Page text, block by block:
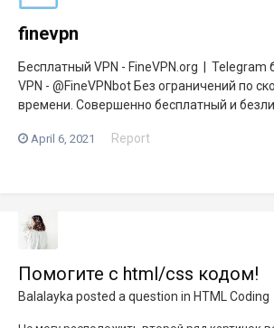
finevpn
Бесплатный VPN - FineVPN.org | Telegram
VPN - @FineVPNbot Без ограничений по
времени. Совершенно бесплатный и
April 6, 2021 Report
Помогите с html/css кодом!
Balalayka posted a question in HTML Coding